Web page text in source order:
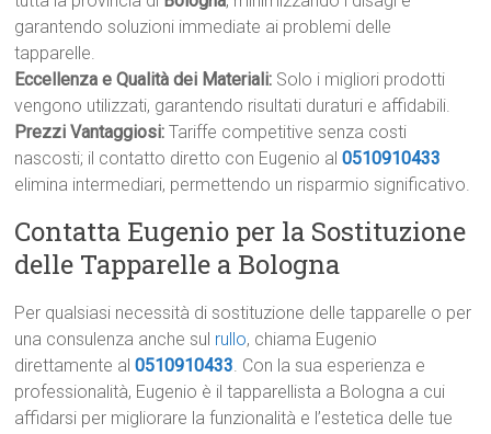
garantendo soluzioni immediate ai problemi delle
tapparelle.
Eccellenza e Qualità dei Materiali: Solo i migliori prodotti
vengono utilizzati, garantendo risultati duraturi e affidabili.
Prezzi Vantaggiosi: Tariffe competitive senza costi
nascosti; il contatto diretto con Eugenio al0510910433
elimina intermediari, permettendo un risparmio significativo.
Contatta Eugenio per la Sostituzione
delle Tapparelle a Bologna
Per qualsiasi necessità di sostituzione delle tapparelle o per
una consulenza anche sul rullo, chiama Eugenio
direttamente al0510910433. Con la sua esperienza e
professionalità, Eugenio è il tapparellista a Bologna a cui
affidarsi per migliorare la funzionalità e l’estetica delle tue